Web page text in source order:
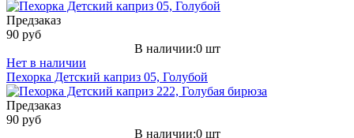
Предзаказ
90 руб
В наличии:0 шт
Нет в наличии
Пехорка Детский каприз 05, Голубой
Предзаказ
90 руб
В наличии:0 шт